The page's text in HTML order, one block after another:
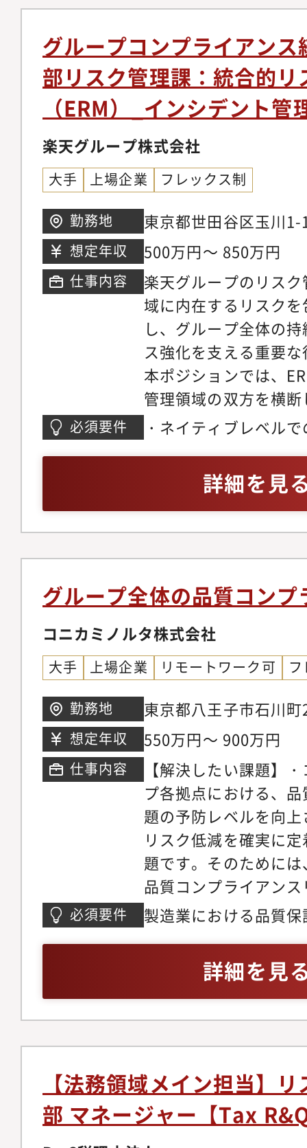
と経営報告（データ
言）・R CREWや代
啓発コンテンツの企
ジェクトの推進＞・
部門と連携したコン
＞・人数（グループ
バー：6名）・年齢層
途割合：中途が中心
ラウンド＞ショップ
業など＜活躍をして
テムの中で、リスク
ルを目指すことはも
る改善・企画スキル
と説明能力：ルール
果を、客観的な根拠
能力
グループコンプライアン
部リスク管理課：統合的リ
（ERM）_インシデント管
楽天グループ株式会社
大手 上場企業 フレックス制
勤務地
東京都世田谷区玉川
ウス
想定年収 500万円～ 850万円
仕事内容
楽天グループのリス
域に内在するリスク
し、グループ全体の
ス強化を支える重要
本ポジションでは、
管理領域の双方を横
して必要なリスク管
す。インシデントハ
整備（ERM／インシ
されるインシデント
析、再発防止プロセ
部門との調整、社内
統合廃リスク管理お
析・リスクアセスメ
トップリスク評価に
部・グループ会社に
ントの定期モニタリ
ションプランの進捗
営層資料作成・報告
リスク関連委員会向
ンシデント管理状況
意思決定支援資料の
ダーとの連携・調整
部・グループ会社と
トやリスクに関する
スタマー対応）・統
書におけるリスク管
業部・引き続き向け
発・事故未然防止に
浸透活動外部情報の
ク管理に関するカン
ミナーへの参加・グ
合事例の情報収集・
活用）・リスク管理
セスの効率化・AI／
必須要件
・ネイティブレベル
融機関、メーカー等
たは経営企画、課題
策を構築・実行でき
析、企画、資料作成
キル・経営層を含む
への説明・調総合力
スク情報をわかりや
ケーション力および
ル：Outlook、Word
PCスキル・英語力：
およびメールでの英
可能なレベル
詳細を見
グループ全体の品質コン
コニカミノルタ株式会社
大手 上場企業 リモートワーク可
勤務地 東京都八王子市石川
想定年収 550万円～ 900万円
仕事内容
【解決したい課題】
プ各拠点における、
題の予防レベルを向
リスク低減を確実に
題です。そのために
品質コンプライアン
し、有効な対策を提
セス、人的側面があ
合的に組み合わせた
れまでの取り組みで
メントを完了してお
実践的な取り組みを
ため、特定されたリ
案する人財能力を高
す。【仕事内容】品
針・運用基準の策定
必須要件
製造業における品質
マネジメントシステ
詳細を見
【法務領域メイン担当】
部 マネージャー【Tax